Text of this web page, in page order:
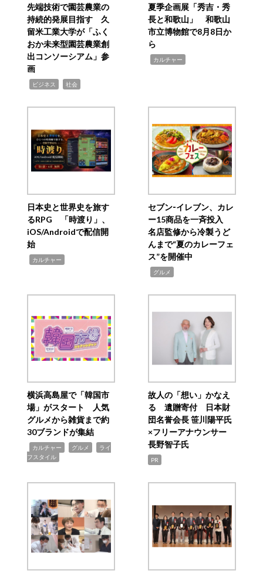
先端技術で園芸農業の
持続的発展目指す 久
留米工業大学が「ふく
おか未来型園芸農業創
出コンソーシアム」参
画
ビジネス 社会
夏季企画展「秀吉・秀
長と和歌山」 和歌山
市立博物館で8月8日か
ら
カルチャー
日本史と世界史を旅す
るRPG 「時渡り」、
iOS/Androidで配信開
始
カルチャー
セブン‐イレブン、カレ
ー15商品を一斉投入
名店監修から冷製うど
んまで“夏のカレーフェ
ス”を開催中
グルメ
横浜高島屋で「韓国市
場」がスタート 人気
グルメから雑貨まで約
30ブランドが集結
カルチャー グルメ
ライ
フスタイル
故人の「想い」かなえ
る 遺贈寄付 日本財
団名誉会長 笹川陽平氏
×フリーアナウンサー
長野智子氏
PR